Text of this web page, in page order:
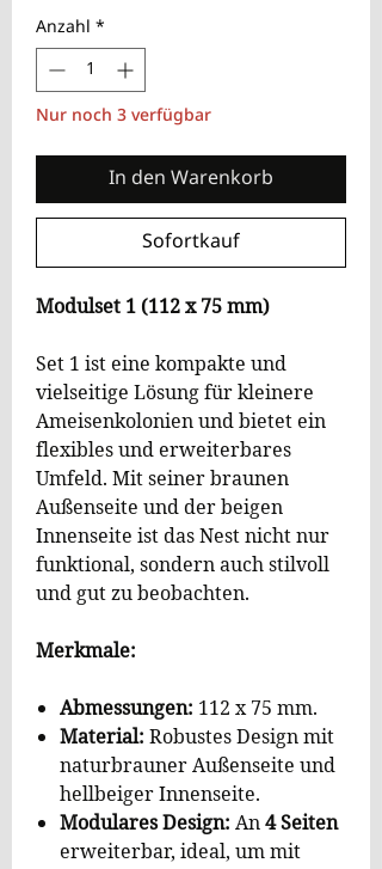
Anzahl*
Nur noch 3 verfügbar
In den Warenkorb
Sofortkauf
Modulset 1 (112 x 75 mm)
Set 1 ist eine kompakte und
vielseitige Lösung für kleinere
Ameisenkolonien und bietet ein
flexibles und erweiterbares
Umfeld. Mit seiner braunen
Außenseite und der beigen
Innenseite ist das Nest nicht nur
funktional, sondern auch stilvoll
und gut zu beobachten.
Merkmale:
Abmessungen: 112 x 75 mm.
Material:Robustes Design mit
naturbrauner Außenseite und
hellbeiger Innenseite.
Modulares Design:An4 Seiten
erweiterbar, ideal, um mit